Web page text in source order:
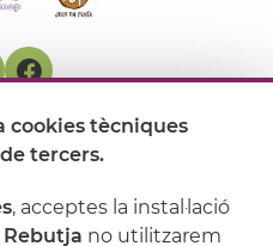
cookies tècniques
tercers.
, acceptes la instal·lació
Rebutja no utilitzarem